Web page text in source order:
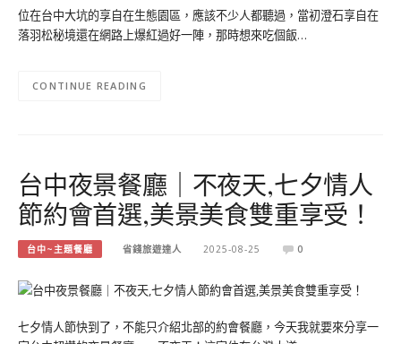
位在台中大坑的享自在生態園區，應該不少人都聽過，當初澄石享自在
落羽松秘境還在網路上爆紅過好一陣，那時想來吃個飯…
CONTINUE READING
台中夜景餐廳｜不夜天,七夕情人
節約會首選,美景美食雙重享受！
台中~主題餐廳 省錢旅遊達人 2025-08-25 0
七夕情人節快到了，不能只介紹北部的約會餐廳，今天我就要來分享一